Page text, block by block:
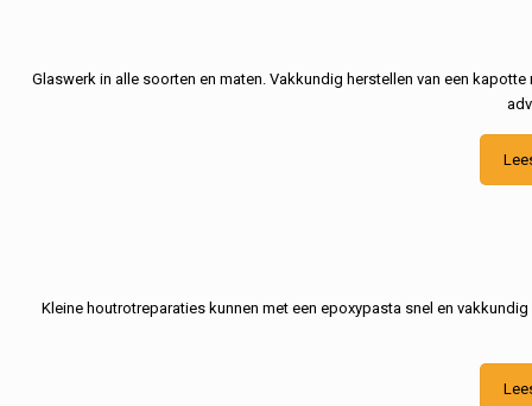
Glaswerk in alle soorten en maten. Vakkundig herstellen van een
Kleine houtrotreparaties kunnen met een epoxypasta snel en